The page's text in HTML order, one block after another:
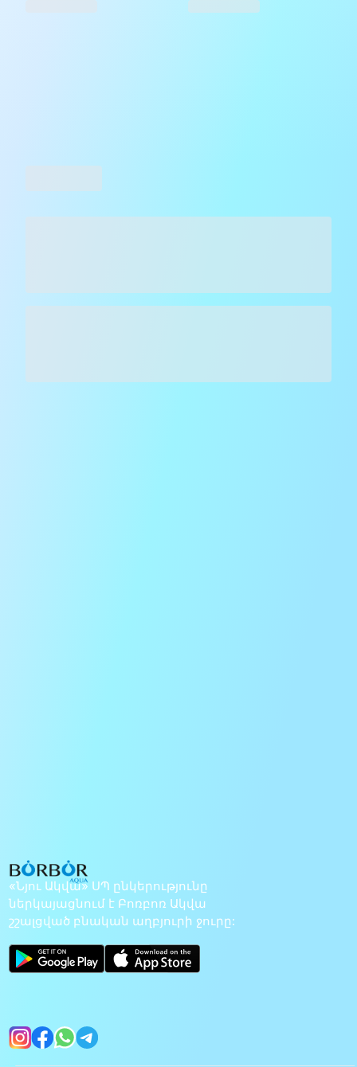
«Նյու Ակվա» ՍՊ ընկերությունը
ներկայացնում է Բոռբոռ Ակվա
շշալցված բնական աղբյուրի ջուրը: